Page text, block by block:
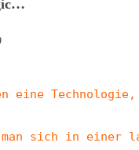
eine
man sich in